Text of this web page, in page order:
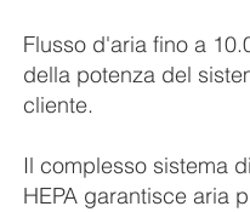
Flusso d'aria fino a
della potenza del
cliente.
Il complesso sistema
HEPA garantisce aria